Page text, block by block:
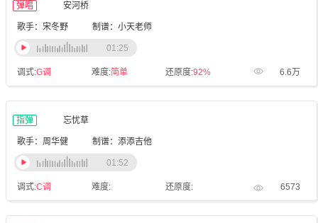
弹唱 安河桥
歌手：宋冬野 制谱：小天老师
调式:G调 难度:简单 还原度:92% 6.6万
01:25
指弹 忘忧草
歌手：周华健 制谱：添添吉他
调式:C调 难度: 还原度: 6573
01:52